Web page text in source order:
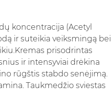
koncentracija (Acetyl
ir suteikia veiksmingą bei
prisodrintas
ir intensyviai drėkina
rūgštis stabdo senėjimą.
Taukmedžio sviestas